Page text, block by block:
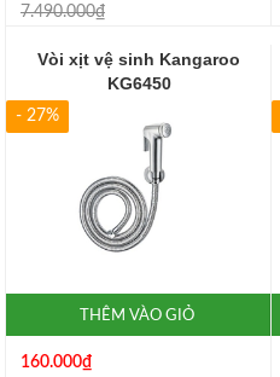
7.490.000₫
Vòi xịt vệ sinh Kangaroo
KG6450
- 27%
THÊM VÀO GIỎ
160.000₫